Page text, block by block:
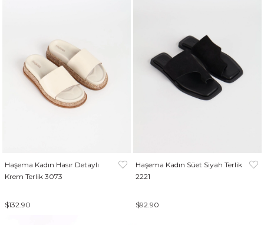
Haşema Kadın Hasır Detaylı
Krem Terlik 3073
$132.90
Haşema Kadın Süet Siyah Terlik
2221
$92.90